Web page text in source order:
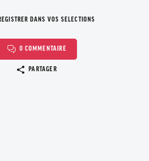
DANS VOS SELECTIONS
0 COMMENTAIRE
PARTAGER